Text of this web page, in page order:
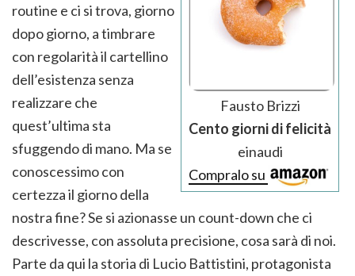
Fausto Brizzi
Cento giorni di felicità
einaudi
Compralo su
routine e ci si trova, giorno
dopo giorno, a timbrare
con regolarità il cartellino
dell’esistenza senza
realizzare che
quest’ultima sta
sfuggendo di mano. Ma se
conoscessimo con
certezza il giorno della
nostra fine? Se si azionasse un count-down che ci
descrivesse, con assoluta precisione, cosa sarà di noi.
Parte da qui la storia di Lucio Battistini, protagonista